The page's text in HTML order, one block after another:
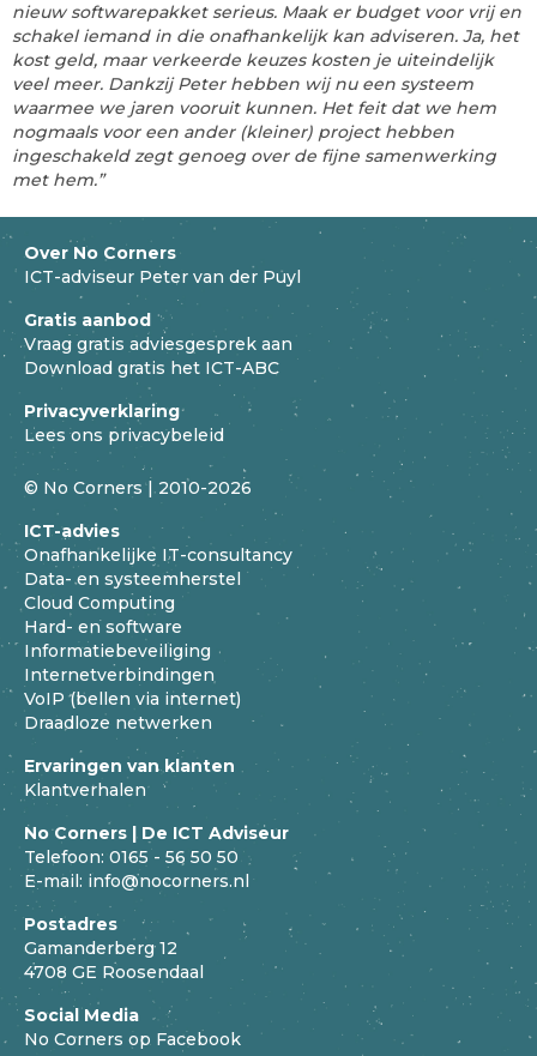
nieuw softwarepakket serieus. Maak er budget voor vrij en
schakel iemand in die onafhankelijk kan adviseren. Ja, het
kost geld, maar verkeerde keuzes kosten je uiteindelijk
veel meer. Dankzij Peter hebben wij nu een systeem
waarmee we jaren vooruit kunnen. Het feit dat we hem
nogmaals voor een ander (kleiner) project hebben
ingeschakeld zegt genoeg over de fijne samenwerking
met hem.”
Over No Corners
ICT-adviseur Peter van der Puyl
Gratis aanbod
Vraag gratis adviesgesprek aan
Download gratis het ICT-ABC
Privacyverklaring
Lees ons privacybeleid
© No Corners | 2010-2026
ICT-advies
Onafhankelijke IT-consultancy
Data- en systeemherstel
Cloud Computing
Hard- en software
Informatiebeveiliging
Internetverbindingen
VoIP (bellen via internet)
Draadloze netwerken
Ervaringen van klanten
Klantverhalen
No Corners | De ICT Adviseur
Telefoon: 0165 - 56 50 50
E-mail: info@nocorners.nl
Postadres
Gamanderberg 12
4708 GE Roosendaal
Social Media
No Corners op Facebook